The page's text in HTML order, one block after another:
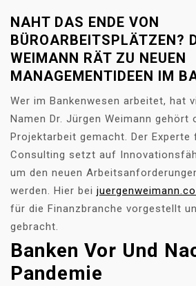
NAHT DAS ENDE VON
BÜROARBEITSPLÄTZEN?
WEIMANN RÄT ZU NEUEN
MANAGEMENTIDEEN IM
Wer im Bankenwesen arbeitet, hat
Namen Dr. Jürgen Weimann gehört
Projektarbeit gemacht. Der Experte
Consulting setzt auf
um den neuen
werden. Hier bei
für die Finanzbranche vorgestellt
gebracht.
Banken Vor Und
Pandemie